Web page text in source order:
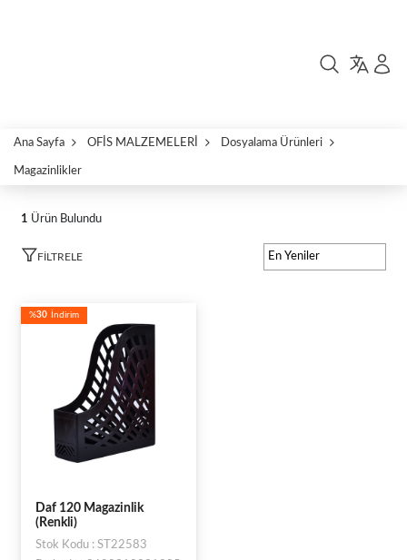
Ana Sayfa OFİS MALZEMELERİ Dosyalama Ürünleri
Magazinlikler
1 Ürün Bulundu
FILTRELE
%30 İndirim
Daf 120 Magazinlik
(Renkli)
Stok Kodu : ST22583